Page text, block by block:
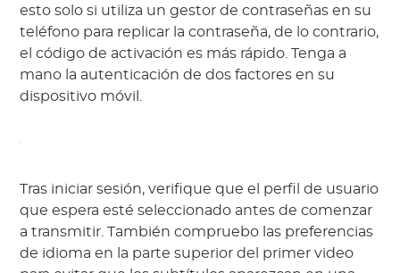
esto solo si utiliza un gestor de contraseñas en su
teléfono para replicar la contraseña, de lo contrario,
el código de activación es más rápido. Tenga a
mano la autenticación de dos factores en su
dispositivo móvil.
Tras iniciar sesión, verifique que el perfil de usuario
que espera esté seleccionado antes de comenzar
a transmitir. También compruebo las preferencias
de idioma en la parte superior del primer video